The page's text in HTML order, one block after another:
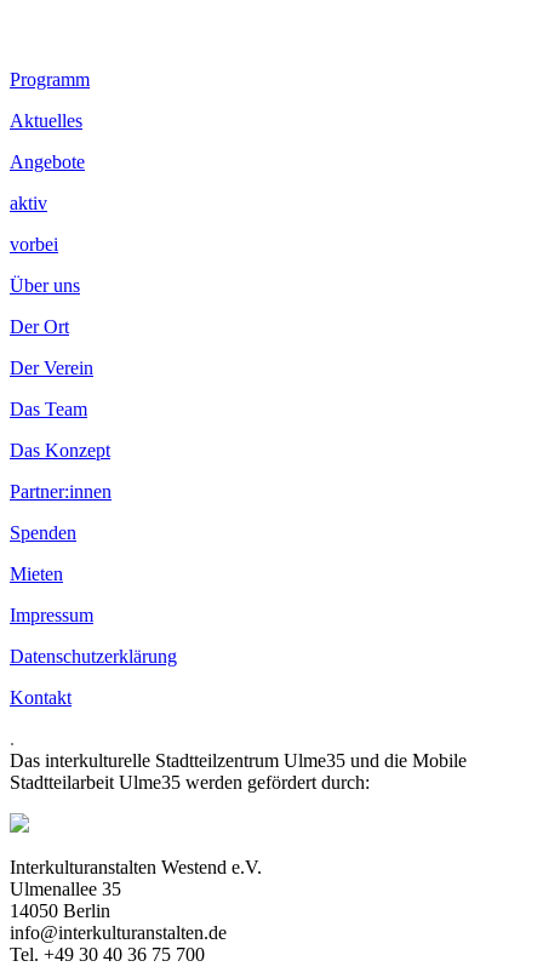
Footer
Inhalt
Programm
Aktuelles
Angebote
aktiv
vorbei
Über uns
Der Ort
Der Verein
Das Team
Das Konzept
Partner:innen
Spenden
Mieten
Impressum
Datenschutzerklärung
Kontakt
.
Das interkulturelle Stadtteilzentrum Ulme35 und die Mobile
Stadtteilarbeit Ulme35 werden gefördert durch:
Interkulturanstalten Westend e.V.
Ulmenallee 35
14050 Berlin
info@interkulturanstalten.de
Tel. +49 30 40 36 75 700